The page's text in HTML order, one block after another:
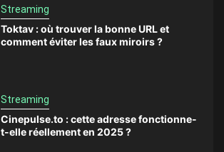
Streaming
Toktav : où trouver la bonne URL et
comment éviter les faux miroirs ?
Streaming
Cinepulse.to : cette adresse fonctionne-
t-elle réellement en 2025 ?